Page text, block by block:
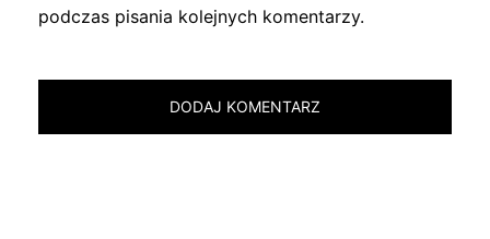
podczas pisania kolejnych komentarzy.